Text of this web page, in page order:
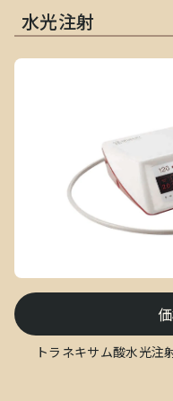
水光注射
トラネキサム酸水光注